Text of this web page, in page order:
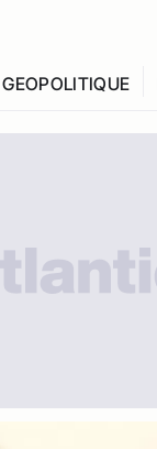
GEOPOLITIQUE